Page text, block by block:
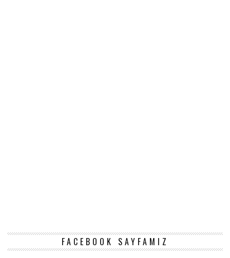
FACEBOOK SAYFAMIZ